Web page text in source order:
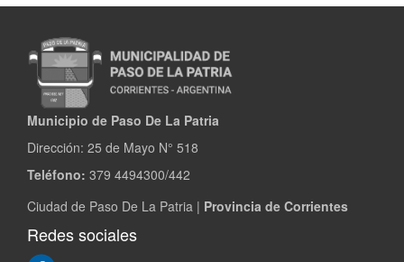
Municipio de Paso De La Patria
Dirección: 25 de Mayo N° 518
Teléfono: 379 4494300/442
Ciudad de Paso De La Patria | Provincia de Corrientes
Redes sociales